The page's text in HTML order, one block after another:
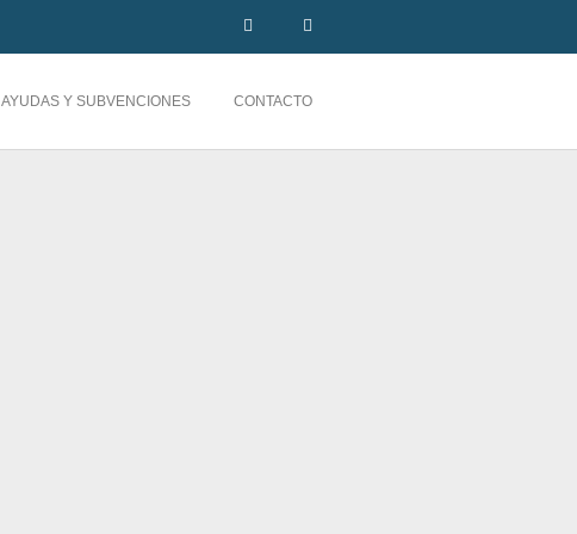
AYUDAS Y SUBVENCIONES CONTACTO